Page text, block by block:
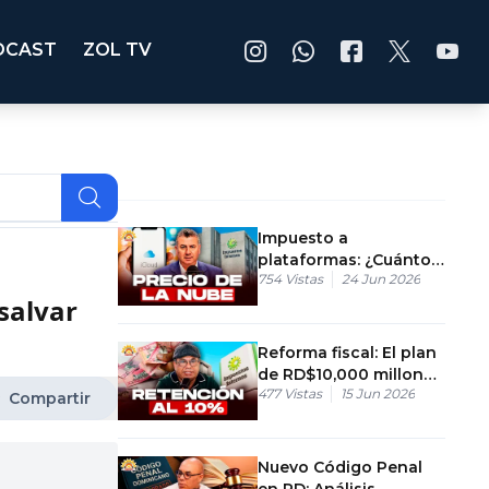
ZOL TV
Compartir
Impuesto a
plataformas: ¿Cuánto
costará el
754 Vistas 24 Jun 2026
Reforma fiscal: El plan
de RD$10,000 millones
en transacciones
477 Vistas 15 Jun 2026
Nuevo Código Penal